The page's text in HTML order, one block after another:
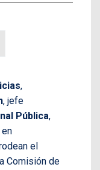
,
, jefe
Pública,
el
Comisión de